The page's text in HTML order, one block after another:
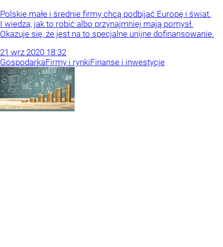
Polskie małe i średnie firmy chcą podbijać Europę i świat.
I wiedzą, jak to robić albo przynajmniej mają pomysł.
Okazuje się, że jest na to specjalne unijne dofinansowanie.
21 wrz 2020 18:32
GospodarkaFirmy i rynkiFinanse i inwestycje